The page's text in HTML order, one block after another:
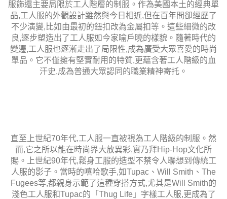
工人服與傳統工服的淵源可追溯至1890年代,當時由Levi
Strauss開始量產。然而在上世紀70年代之前,這種服飾還主
要局限於工人階層的制服。作為美國本土的經典單品,工人
服的外觀設計雖然與今日相近,但在百年間卻經歷了不少演
變,比如由最初的鈕扣改為金屬扣等。這些細微的改良,逐步